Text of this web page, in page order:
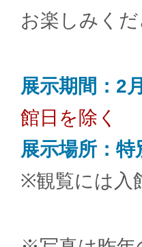
お楽しみくだ
展示期間：2
館日を除く
展示場所：
※観覧には入